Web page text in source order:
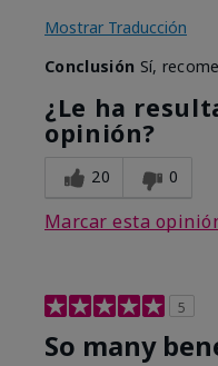
Mostrar Traducción
Conclusión Sí,
¿Le ha
opinión?
20 0
Marcar esta
5
So many